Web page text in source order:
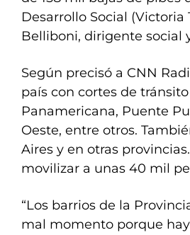
Desarrollo Social
Belliboni, dirigente social
Según precisó a CNN
país con cortes de
Panamericana, Puente
Oeste, entre otros.
Aires y en otras
movilizar a unas 40 mil
“Los barrios de la
mal momento porque